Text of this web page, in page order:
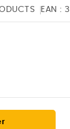
EAN :